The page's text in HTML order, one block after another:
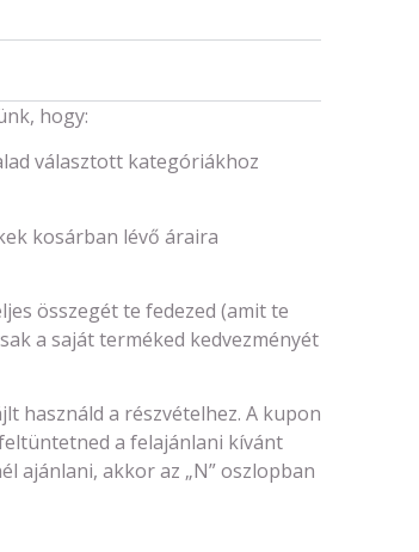
hogy:
választott kategóriákhoz
kosárban lévő áraira
összegét te fedezed (amit te
a saját terméked kedvezményét
használd a részvételhez. A kupon
a felajánlani kívánt
ajánlani, akkor az „N” oszlopban